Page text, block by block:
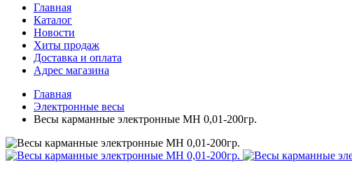
Главная
Каталог
Новости
Хиты продаж
Доставка и оплата
Адрес магазина
Главная
Электронные весы
Весы карманные электронные MH 0,01-200гр.